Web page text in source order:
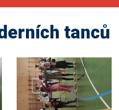
tanců